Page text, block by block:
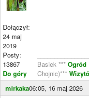
Dołączył:
24 maj
2019
Posty:
13867
Do góry
Basiek *** Ogród
Chojnic)***
mirkaka06:05, 16 maj 2026